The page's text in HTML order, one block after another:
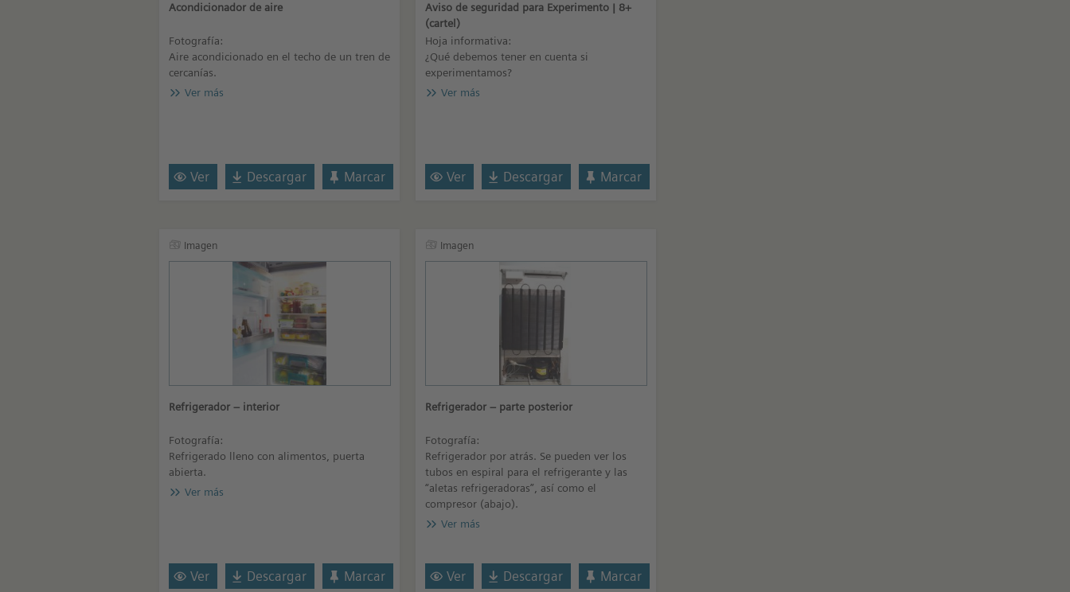
Acondicionador de aire
Fotografía:
Aire acondicionado en el techo de un tren de
cercanías.
Ver más
Ver Descargar Marcar
Aviso de seguridad para Experimento | 8+
(cartel)
Hoja informativa:
¿Qué debemos tener en cuenta si
experimentamos?
Ver más
Ver Descargar Marcar
Imagen
Refrigerador – interior
Fotografía:
Refrigerado lleno con alimentos, puerta
abierta.
Ver más
Ver Descargar Marcar
Imagen
Refrigerador – parte posterior
Fotografía:
Refrigerador por atrás. Se pueden ver los
tubos en espiral para el refrigerante y las
“aletas refrigeradoras”, así como el
compresor (abajo).
Ver más
Ver Descargar Marcar